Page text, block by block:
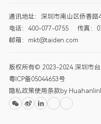
通讯地址：深圳市南山区侨香路
电话：400-077-0755
传真：
邮箱：mkt@taiden.com
版权所有© 2023-2024 深圳市
粤ICP备05044653号
隐私政策使用条款 by